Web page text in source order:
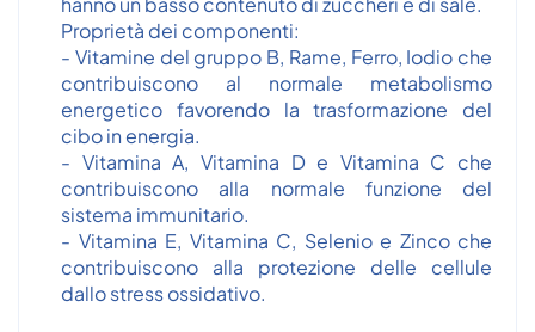
Proprietà dei componenti:
- Vitamine del gruppo B, Rame, Ferro, Iodio che
contribuiscono al normale metabolismo
energetico favorendo la trasformazione del
cibo in energia.
- Vitamina A, Vitamina D e Vitamina C che
contribuiscono alla normale funzione del
sistema immunitario.
- Vitamina E, Vitamina C, Selenio e Zinco che
contribuiscono alla protezione delle cellule
dallo stress ossidativo.